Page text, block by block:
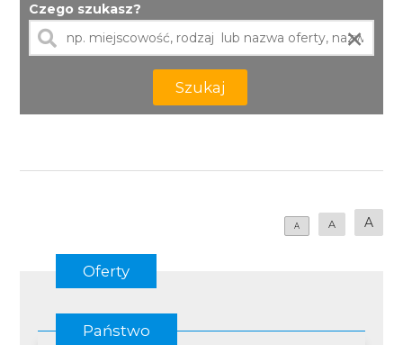
Czego szukasz?
×
Szukaj
A A A
Oferty
Państwo